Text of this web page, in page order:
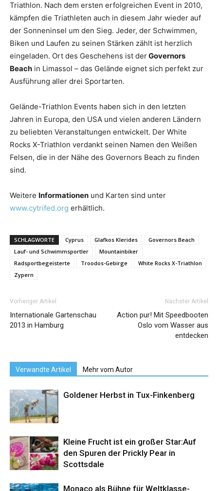
Triathlon. Nach dem ersten erfolgreichen Event in 2010,
kämpfen die Triathleten auch in diesem Jahr wieder auf
der Sonneninsel um den Sieg. Jeder, der Schwimmen,
Biken und Laufen zu seinen Stärken zählt ist herzlich
eingeladen. Ort des Geschehens ist derGovernors
Beach in Limassol – das Gelände eignet sich perfekt zur
Ausführung aller drei Sportarten.
Gelände-Triathlon Events haben sich in den letzten
Jahren in Europa, den USA und vielen anderen Ländern
zu beliebten Veranstaltungen entwickelt. Der White
Rocks X-Triathlon verdankt seinen Namen den Weißen
Felsen, die in der Nähe des Governors Beach zu finden
sind.
Weitere Informationen und Karten sind unter
www.cytrifed.org erhältlich.
SCHLAGWORTE Cyprus Glafkos Klerides
Governors Beach
Lauf- und Schwimmsportler
Mountainbiker
Radsportbegeisterte
Troodos-Gebirge
White Rocks X-Triathlon
Zypern
Vorheriger Artikel
Internationale Gartenschau
2013 in Hamburg
Nächster Artikel
Action pur! Mit Speedbooten
Oslo vom Wasser aus
entdecken
Verwandte Artikel Mehr vom Autor
Goldener Herbst in Tux-Finkenberg
Kleine Frucht ist ein großer Star:Auf
den Spuren der Prickly Pear in
Scottsdale
Monaco als Bühne für Weltklasse-